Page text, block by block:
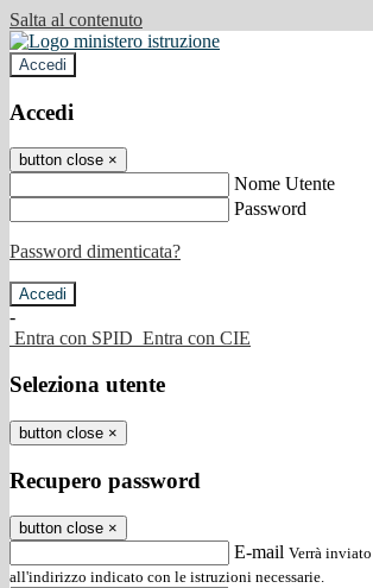
Salta al contenuto
Accedi
Accedi
button close ×
Nome Utente
Password
Password dimenticata?
-
Entra con SPID Entra con CIE
Seleziona utente
button close ×
Recupero password
button close ×
E-mail Verrà
all'indirizzo indicato con le istruzioni necessarie.